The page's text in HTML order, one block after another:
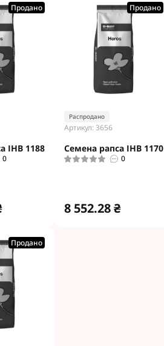
Продано
ІНВ 1188
0
Продано
Распродано
Артикул: 3656
Семена рапса ІНВ 1170
0
8 552.28 ₴
Продано